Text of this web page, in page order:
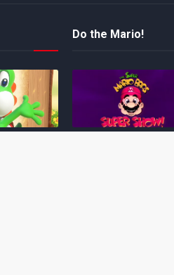
Do the Mario!